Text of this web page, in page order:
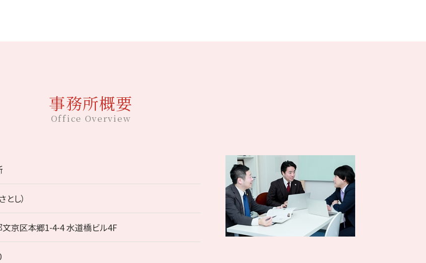
事務所概要
Office Overview
し）
京区本郷1-4-4 水道橋ビル4F